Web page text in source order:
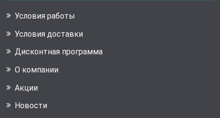
Условия работы
Условия доставки
Дисконтная программа
О компании
Акции
Новости